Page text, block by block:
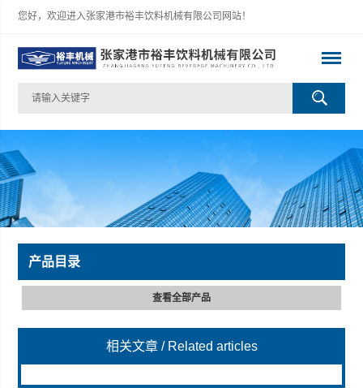
您好，欢迎进入张家港市裕丰饮料机械有限公司网站！
产品目录
查看全部产品
相关文章 / Related articles